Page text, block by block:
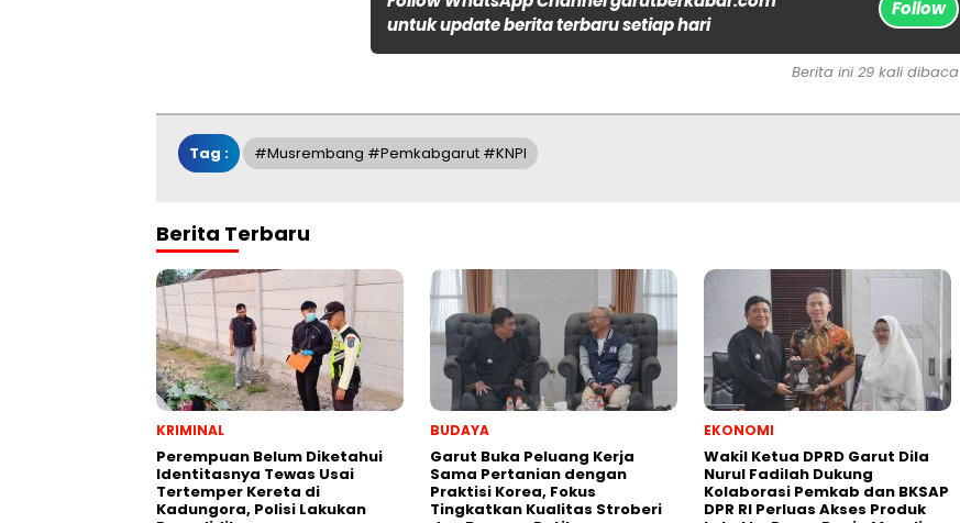
untuk update berita terbaru setiap hari
Follow
Berita ini 29 kali dibaca
Tag : #Musrembang #Pemkabgarut #KNPI
Berita Terbaru
KRIMINAL
Perempuan Belum Diketahui
Identitasnya Tewas Usai
Tertemper Kereta di
Kadungora, Polisi Lakukan
BUDAYA
Garut Buka Peluang Kerja
Sama Pertanian dengan
Praktisi Korea, Fokus
Tingkatkan Kualitas Stroberi
EKONOMI
Wakil Ketua DPRD Garut Dila
Nurul Fadilah Dukung
Kolaborasi Pemkab dan BKSAP
DPR RI Perluas Akses Produk